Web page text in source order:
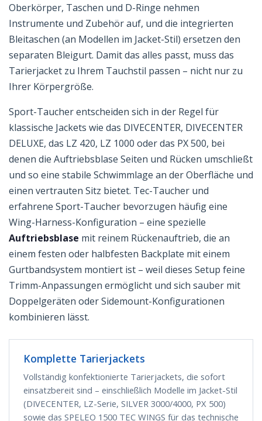
Oberkörper, Taschen und D-Ringe nehmen
Instrumente und Zubehör auf, und die integrierten
Bleitaschen (an Modellen im Jacket-Stil) ersetzen den
separaten Bleigurt. Damit das alles passt, muss das
Tarierjacket zu Ihrem Tauchstil passen – nicht nur zu
Ihrer Körpergröße.
Sport-Taucher entscheiden sich in der Regel für
klassische Jackets wie das DIVECENTER, DIVECENTER
DELUXE, das LZ 420, LZ 1000 oder das PX 500, bei
denen die Auftriebsblase Seiten und Rücken umschließt
und so eine stabile Schwimmlage an der Oberfläche und
einen vertrauten Sitz bietet. Tec-Taucher und
erfahrene Sport-Taucher bevorzugen häufig eine
Wing-Harness-Konfiguration – eine spezielle
Auftriebsblase mit reinem Rückenauftrieb, die an
einem festen oder halbfesten Backplate mit einem
Gurtbandsystem montiert ist – weil dieses Setup feine
Trimm-Anpassungen ermöglicht und sich sauber mit
Doppelgeräten oder Sidemount-Konfigurationen
kombinieren lässt.
Komplette Tarierjackets
Vollständig konfektionierte Tarierjackets, die sofort
einsatzbereit sind – einschließlich Modelle im Jacket-Stil
(DIVECENTER, LZ-Serie, SILVER 3000/4000, PX 500)
sowie das SPELEO 1500 TEC WINGS für das technische